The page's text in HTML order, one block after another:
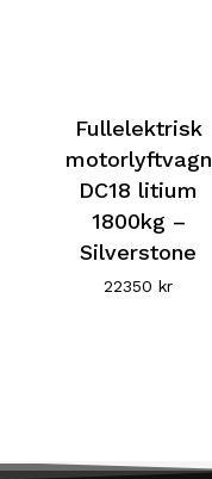
Fullelektrisk
motorlyftvagn
DC18 litium
1800kg –
Silverstone
22350kr